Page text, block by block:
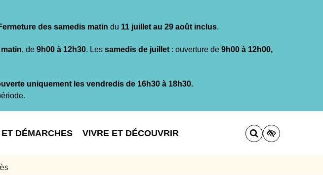
des samedis matin du 11 juillet au 29 août inclus.
, de 9h00 à 12h30. Les samedis de juillet : ouverture de 9h00 à 12h00,
uniquement les vendredis de 16h30 à 18h30.
DÉMARCHES VIVRE ET DÉCOUVRIR